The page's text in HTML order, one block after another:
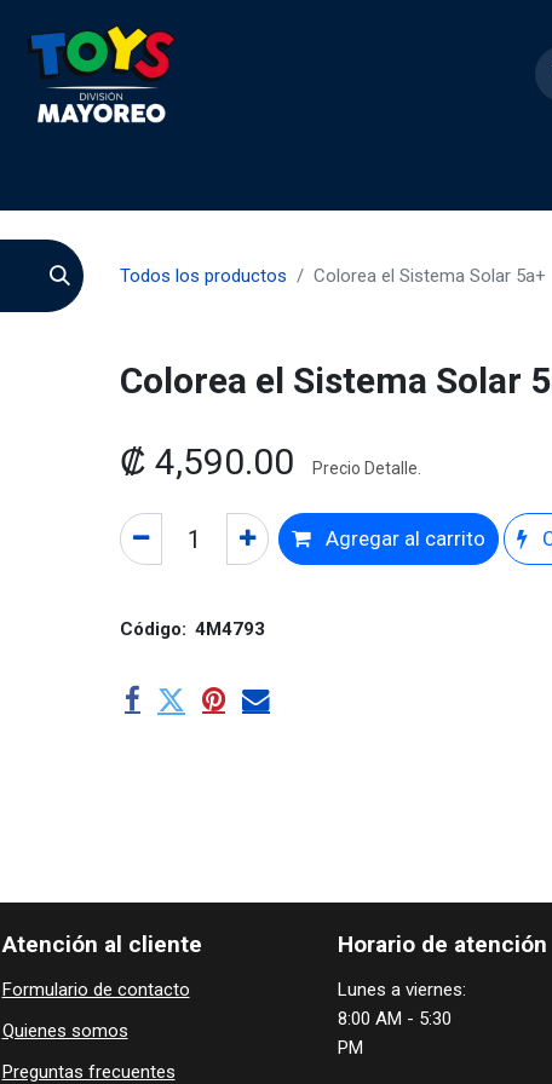
Todos los productos Colorea el Sistema Solar 5a+
Colorea el Sistema Solar
₡ 4,590.00 Precio Detalle.
Agregar al carrito
Código: 4M4793
Horario de atención
Lunes a viernes:
8:00 AM - 5:30
PM
Atención al cliente
Formulario de contacto
Quienes ​som​​​os
Preguntas frecuentes